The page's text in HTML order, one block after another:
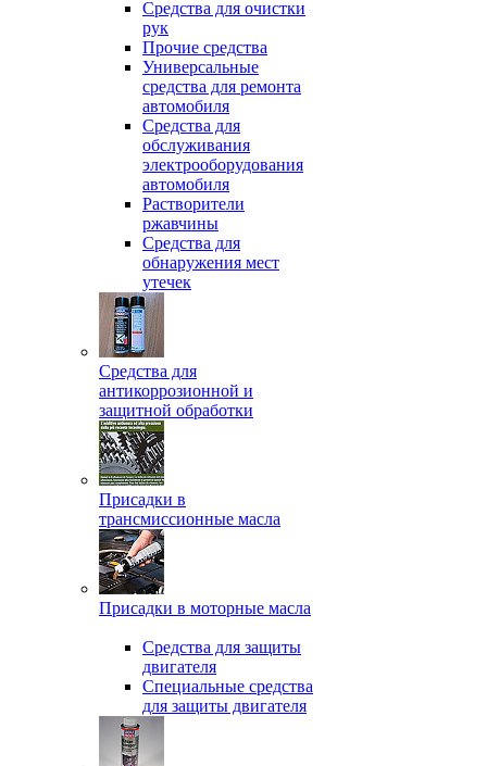
Средства для очистки
рук
Прочие средства
Универсальные
средства для ремонта
автомобиля
Средства для
обслуживания
электрооборудования
автомобиля
Растворители
ржавчины
Средства для
обнаружения мест
утечек
Средства для
антикоррозионной и
защитной обработки
Присадки в
трансмиссионные масла
Присадки в моторные масла
Средства для защиты
двигателя
Специальныe средства
для защиты двигателя